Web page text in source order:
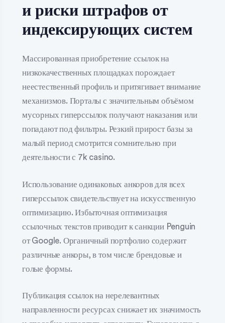
и риски штрафов от
индексирующих систем
Массированная приобретение ссылок на
низкокачественных площадках порождает
неестественный профиль и притягивает внимание
механизмов. Порталы с значительным объёмом
мусорных гиперссылок получают наказания или
попадают под фильтры. Резкий прирост базы за
малый период смотрится сомнительно при
деятельности с 7k casino.
Использование одинаковых анкоров для всех
гиперссылок свидетельствует на искусственную
оптимизацию. Избыточная оптимизация
ссылочных текстов приводит к санкции Penguin
от Google. Органичный портфолио содержит
различные анкоры, в том числе брендовые и
голые формы.
Публикация ссылок на нерелевантных
направленности ресурсах снижает их значимость